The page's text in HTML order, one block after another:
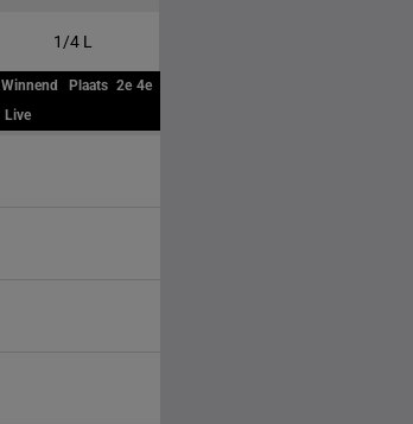
1/4 L
Winnend Plaats 2e 4e
Live